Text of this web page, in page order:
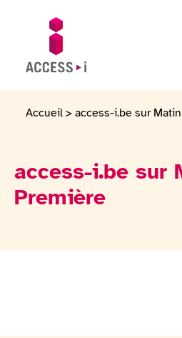
Passer au contenu
Accueil > access-i.be sur
access-i.be sur
Première